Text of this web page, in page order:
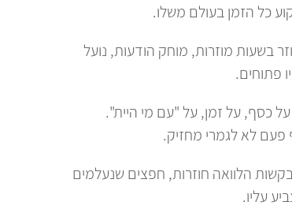
כל הזמן בעולם משלו.
בשעות מוזרות, מוחק הודעות, נועל
פתוחים.
על כסף, על זמן, על "עם מי היית".
לא לגמרי מחזיק.
הלוואה חוזרות, חפצים שנעלמים
עליו.